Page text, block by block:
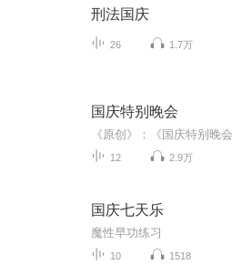
刑法国庆
26 1.7万
国庆特别晚会
12 2.9万
国庆七天乐
魔性早功练习
10 1518